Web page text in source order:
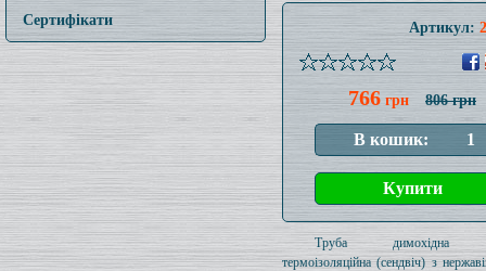
Сертифікати Артикул:
766 грн 806 грн
Труба димохідна
термоізоляційна (сендвіч) з